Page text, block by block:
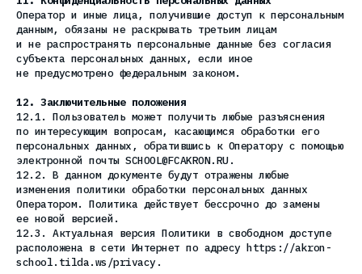
Оператор и иные лица, получившие доступ к персональным
данным, обязаны не раскрывать третьим лицам
и не распространять персональные данные без согласия
субъекта персональных данных, если иное
не предусмотрено федеральным законом.
12. Заключительные положения
12.1. Пользователь может получить любые разъяснения
по интересующим вопросам, касающимся обработки его
персональных данных, обратившись к Оператору с помощью
электронной почты SCHOOL@FCAKRON.RU.
12.2. В данном документе будут отражены любые
изменения политики обработки персональных данных
Оператором. Политика действует бессрочно до замены
ее новой версией.
12.3. Актуальная версия Политики в свободном доступе
расположена в сети Интернет по адресу https://akron-
school.tilda.ws/privacy.